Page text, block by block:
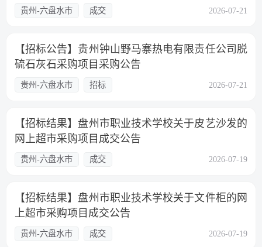
贵州-六盘水市 成交 2026-07-21
【招标公告】贵州钟山野马寨热电有限责任公司脱
硫石灰石采购项目采购公告
贵州-六盘水市 招标 2026-07-21
【招标结果】盘州市职业技术学校关于皮艺沙发的
网上超市采购项目成交公告
贵州-六盘水市 成交 2026-07-19
【招标结果】盘州市职业技术学校关于文件柜的网
上超市采购项目成交公告
贵州-六盘水市 成交 2026-07-19